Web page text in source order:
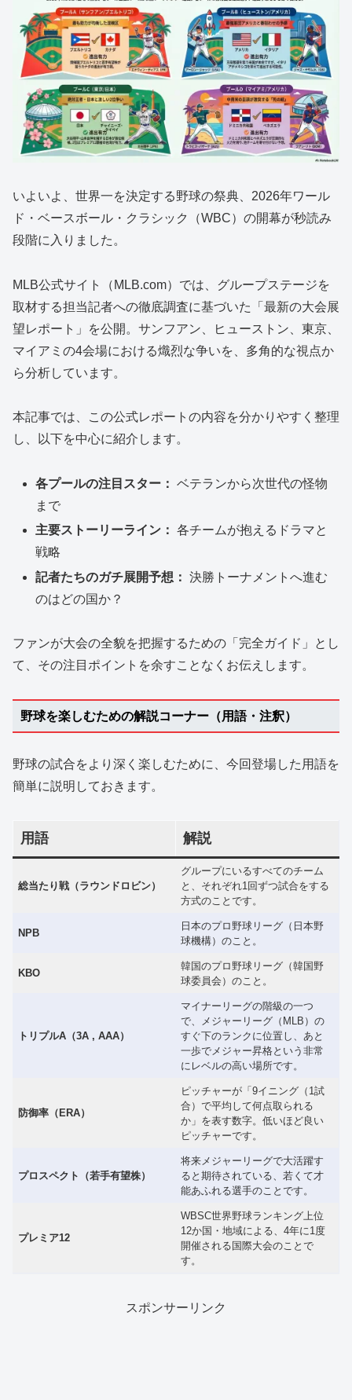
いよいよ、世界一を決定する野球の祭典、2026年ワール
ド・ベースボール・クラシック（WBC）の開幕が秒読み
段階に入りました。
MLB公式サイト（MLB.com）では、グループステージを
取材する担当記者への徹底調査に基づいた「最新の大会展
望レポート」を公開。サンフアン、ヒューストン、東京、
マイアミの4会場における熾烈な争いを、多角的な視点か
ら分析しています。
本記事では、この公式レポートの内容を分かりやすく整理
し、以下を中心に紹介します。
各プールの注目スター：ベテランから次世代の怪物
まで
主要ストーリーライン： 各チームが抱えるドラマと
戦略
記者たちのガチ展開予想： 決勝トーナメントへ進む
のはどの国か？
ファンが大会の全貌を把握するための「完全ガイド」とし
て、その注目ポイントを余すことなくお伝えします。
野球を楽しむための解説コーナー（用語・注釈）
野球の試合をより深く楽しむために、今回登場した用語を
簡単に説明しておきます。
用語 解説
総当たり戦（ラウンドロビン）
グループにいるすべてのチーム
と、それぞれ1回ずつ試合をする
方式のことです。
NPB
日本のプロ野球リーグ（日本野
球機構）のこと。
KBO
韓国のプロ野球リーグ（韓国野
球委員会）のこと。
トリプルA（3A , AAA）
マイナーリーグの階級の一つ
で、メジャーリーグ（MLB）の
すぐ下のランクに位置し、あと
一歩でメジャー昇格という非常
にレベルの高い場所です。
防御率（ERA）
ピッチャーが「9イニング（1試
合）で平均して何点取られる
か」を表す数字。低いほど良い
ピッチャーです。
プロスペクト（若手有望株）
将来メジャーリーグで大活躍す
ると期待されている、若くて才
能あふれる選手のことです。
プレミア12
WBSC世界野球ランキング上位
12か国・地域による、4年に1度
開催される国際大会のことで
す。
スポンサーリンク